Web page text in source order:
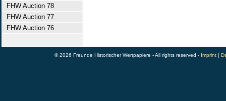
FHW Auction 78
FHW Auction 77
FHW Auction 76
© 2026 Freunde Historischer Wertpapiere - All rights reserved - Imprint |